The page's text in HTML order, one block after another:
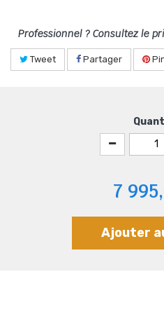
Professionnel ? Consultez le
Tweet Partager
7
Ajouter